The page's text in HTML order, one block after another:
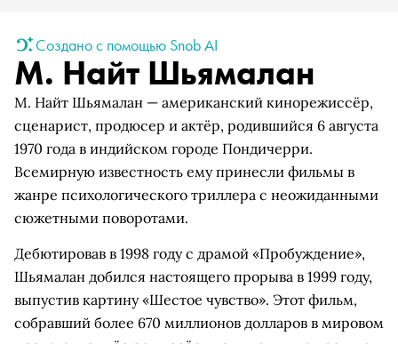
Создано с помощью Snob AI
М. Найт Шьямалан
М. Найт Шьямалан — американский кинорежиссёр,
сценарист, продюсер и актёр, родившийся 6 августа
1970 года в индийском городе Пондичерри.
Всемирную известность ему принесли фильмы в
жанре психологического триллера с неожиданными
сюжетными поворотами.
Дебютировав в 1998 году с драмой «Пробуждение»,
Шьямалан добился настоящего прорыва в 1999 году,
выпустив картину «Шестое чувство». Этот фильм,
собравший более 670 миллионов долларов в мировом